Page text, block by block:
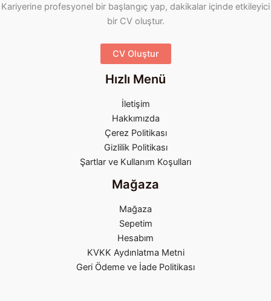
Kariyerine profesyonel bir başlangıç yap, dakikalar içinde etkileyici
bir CV oluştur.
CV Oluştur
Hızlı Menü
İletişim
Hakkımızda
Çerez Politikası
Gizlilik Politikası
Şartlar ve Kullanım Koşulları
Mağaza
Mağaza
Sepetim
Hesabım
KVKK Aydınlatma Metni
Geri Ödeme ve İade Politikası